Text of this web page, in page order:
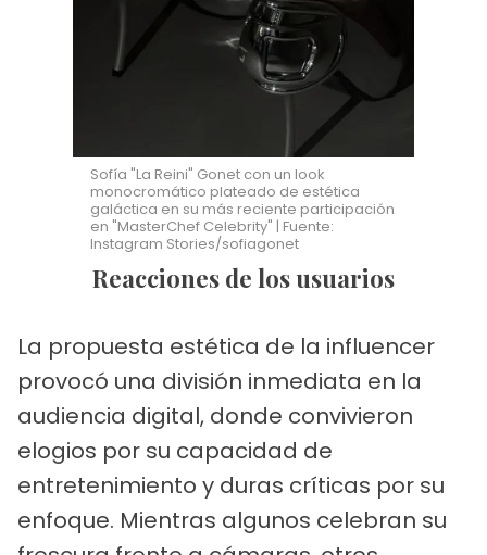
Sofía "La Reini" Gonet con un look
monocromático plateado de estética
galáctica en su más reciente participación
en "MasterChef Celebrity" | Fuente:
Instagram Stories/sofiagonet
Reacciones de los usuarios
La propuesta estética de la influencer
provocó una división inmediata en la
audiencia digital, donde convivieron
elogios por su capacidad de
entretenimiento y duras críticas por su
enfoque. Mientras algunos celebran su